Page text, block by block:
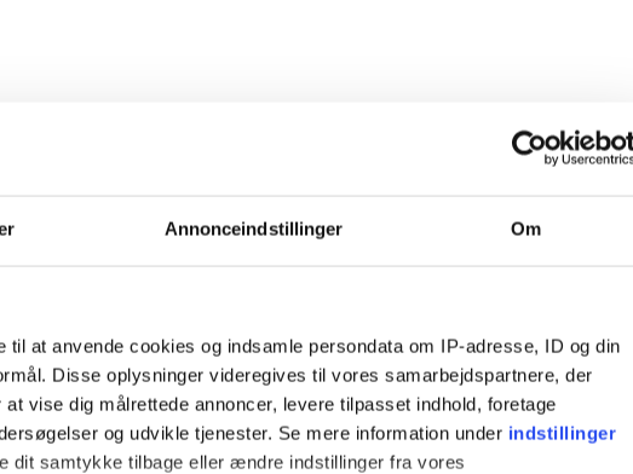
Annonceindstillinger Om
til at anvende cookies og indsamle persondata om IP-adresse, ID og din
Disse oplysninger videregives til vores samarbejdspartnere, der
vise dig målrettede annoncer, levere tilpasset indhold, foretage
og udvikle tjenester. Se mere information under indstillinger
dit samtykke tilbage eller ændre indstillinger fra vores